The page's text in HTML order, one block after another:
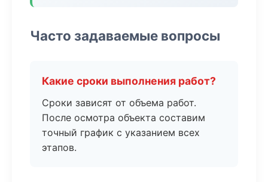
Часто задаваемые вопросы
Какие сроки выполнения работ?
Сроки зависят от объема работ.
После осмотра объекта составим
точный график с указанием всех
этапов.